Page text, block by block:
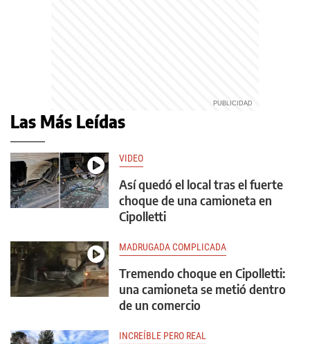
Las Más Leídas
VIDEO
Así quedó el local tras el fuerte
choque de una camioneta en
Cipolletti
MADRUGADA COMPLICADA
Tremendo choque en Cipolletti:
una camioneta se metió dentro
de un comercio
INCREÍBLE PERO REAL